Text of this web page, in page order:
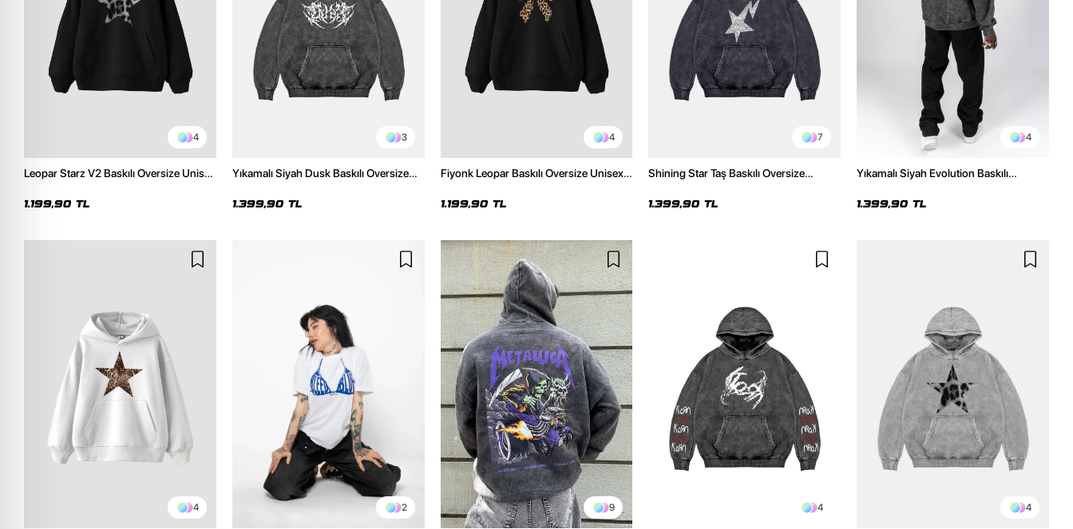
4
Leopar Starz V2 Baskılı Oversize Unisex
1.199,90 TL
3
Yıkamalı Siyah Dusk Baskılı Oversize
1.399,90 TL
4
Fiyonk Leopar Baskılı Oversize Unisex
1.199,90 TL
7
Shining Star Taş Baskılı Oversize
1.399,90 TL
4
Yıkamalı Siyah Evolution Baskılı
1.399,90 TL
4 2 9 4 4